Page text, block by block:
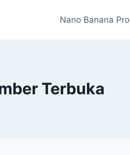
Nano Banana Pro
Terbuka